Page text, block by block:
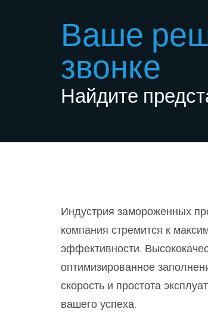
Ваше
звонке
Найдите
Индустрия замороженных
компания стремится к
эффективности.
оптимизированное
скорость и простота
вашего успеха.